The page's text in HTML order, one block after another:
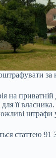
на
її
штрафи
статтею 91